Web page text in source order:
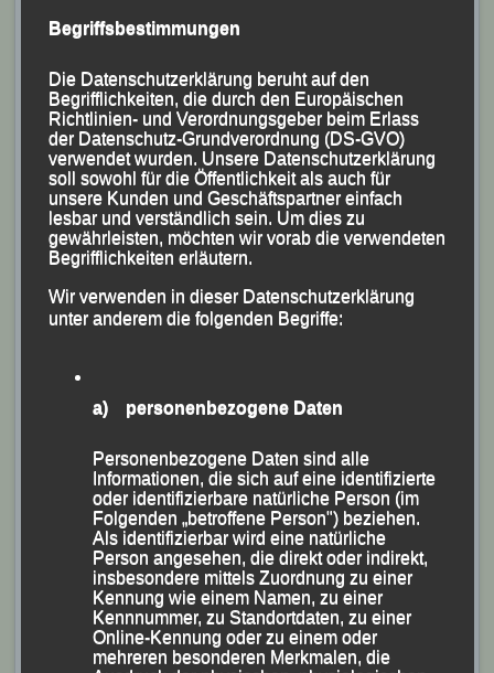
Jonathan Schubert lief 1:22:50 Stunden, verpasste
seine persönliche Bestzeit nur denkbar knapp und
rangiert in der Männer-Hauptklasse auf Rang 26.
Mit ihrer Endzeit von 1:53:14 Stunden platzierte sich
Mia Kirstein als 54. ihrer AK W 30.
Begriffsbestimmungen
Die Datenschutzerklärung beruht auf den
Begrifflichkeiten, die durch den Europäischen
Richtlinien- und Verordnungsgeber beim Erlass
der Datenschutz-Grundverordnung (DS-GVO)
verwendet wurden. Unsere Datenschutzerklärung
soll sowohl für die Öffentlichkeit als auch für
unsere Kunden und Geschäftspartner einfach
lesbar und verständlich sein. Um dies zu
gewährleisten, möchten wir vorab die verwendeten
Begrifflichkeiten erläutern.
Wir verwenden in dieser Datenschutzerklärung
unter anderem die folgenden Begriffe:
a) personenbezogene Daten
Personenbezogene Daten sind alle
Informationen, die sich auf eine identifizierte
oder identifizierbare natürliche Person (im
Folgenden „betroffene Person") beziehen.
Als identifizierbar wird eine natürliche
Person angesehen, die direkt oder indirekt,
insbesondere mittels Zuordnung zu einer
Kennung wie einem Namen, zu einer
Kennnummer, zu Standortdaten, zu einer
Online-Kennung oder zu einem oder
mehreren besonderen Merkmalen, die